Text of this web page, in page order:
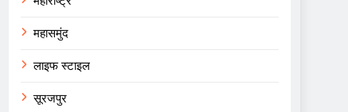
महासमुंद
लाइफ स्टाइल
सूरजपुर